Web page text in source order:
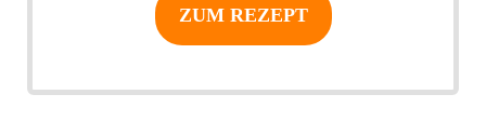
ZUM REZEPT